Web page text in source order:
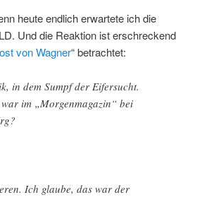
heute endlich erwartete ich die
Und die Reaktion ist erschreckend
von Wagner“ betrachtet:
in dem Sumpf der Eifersucht.
im „Morgenmagazin“ bei
Ich glaube, das war der